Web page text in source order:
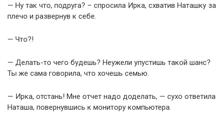
— Ну так что, подруга? – спросила Ирка, схватив Наташку за
плечо и развернув к себе.
— Что?!
— Делать-то чего будешь? Неужели упустишь такой шанс?
Ты же сама говорила, что хочешь семью.
— Ирка, отстань! Мне отчет надо доделать, — сухо ответила
Наташа, повернувшись к монитору компьютера.